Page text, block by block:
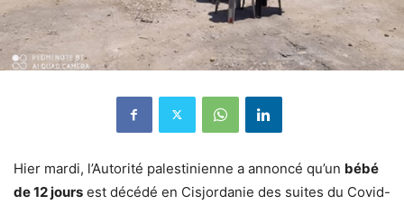
Hier mardi, l’Autorité palestinienne a annoncé qu’un bébé
de 12 jours est décédé en Cisjordanie des suites du Covid-